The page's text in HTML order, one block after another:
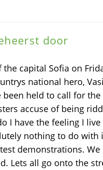
door
capital Sofia on
national hero,
been held to call for the
accuse of being
I have the feeling I live
nothing to do with
demonstrations. We
Lets all go onto the